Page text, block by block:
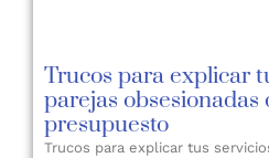
Trucos para explicar
parejas obsesionadas
presupuesto
Trucos para explicar tus